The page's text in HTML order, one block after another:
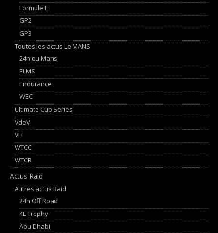
Formule E
GP2
GP3
Toutes les actus Le MANS
24h du Mans
ELMS
Endurance
WEC
Ultimate Cup Series
VdeV
VH
WTCC
WTCR
Actus Raid
Autres actus Raid
24h Off Road
4L Trophy
Abu Dhabi